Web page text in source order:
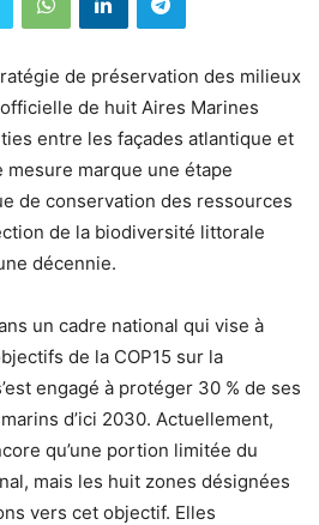
de préservation des milieux
de huit Aires Marines
entre les façades atlantique et
marque une étape
de conservation des ressources
de la biodiversité littorale
décennie.
un cadre national qui vise à
de la COP15 sur la
engagé à protéger 30 % de ses
d’ici 2030. Actuellement,
qu’une portion limitée du
mais les huit zones désignées
vers cet objectif. Elles